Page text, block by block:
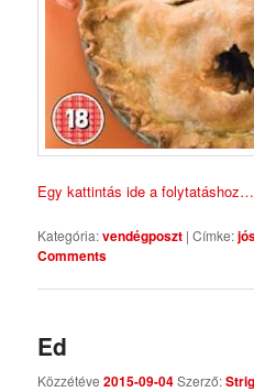
Egy kattintás ide a
Kategória:vendégposzt |Címke:
Comments
Ed
Közzétéve2015-09-04Szerző: